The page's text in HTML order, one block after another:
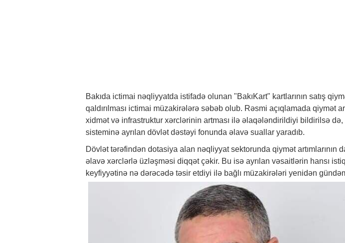
Bakıda ictimai nəqliyyatda istifadə olunan "BakıKart" kartlarının satış
qaldırılması ictimai müzakirələrə səbəb olub. Rəsmi açıqlamada qiymət
xidmət və infrastruktur xərclərinin artması ilə əlaqələndirildiyi bildirilsə
sisteminə ayrılan dövlət dəstəyi fonunda əlavə suallar yaradıb.
Dövlət tərəfindən dotasiya alan nəqliyyat sektorunda qiymət artımlarının
əlavə xərclərlə üzləşməsi diqqət çəkir. Bu isə ayrılan vəsaitlərin hansı
keyfiyyətinə nə dərəcədə təsir etdiyi ilə bağlı müzakirələri yenidən